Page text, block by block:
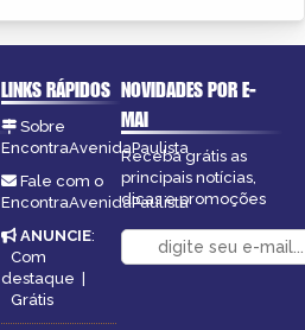
LINKS RÁPIDOS
Sobre
EncontraAvenidaPaulista
Fale com o
EncontraAvenidaPaulista
ANUNCIE:
Com
destaque |
Grátis
NOVIDADES POR E-
MAI
Receba grátis as
principais notícias,
dicas e promoções